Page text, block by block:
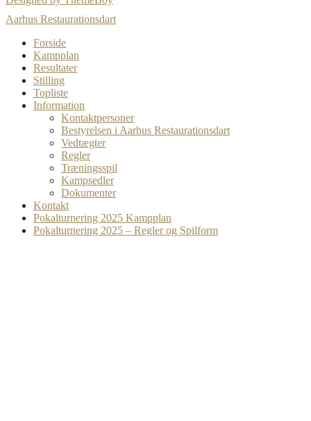
Aarhus Restaurationsdart
Forside
Kampplan
Resultater
Stilling
Topliste
Information
Kontaktpersoner
Bestyrelsen i Aarhus Restaurationsdart
Vedtægter
Regler
Træningsspil
Kampsedler
Dokumenter
Kontakt
Pokalturnering 2025 Kampplan
Pokalturnering 2025 – Regler og Spilform